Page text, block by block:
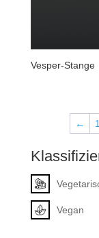
Vesper-Stange
← 1
Vegan